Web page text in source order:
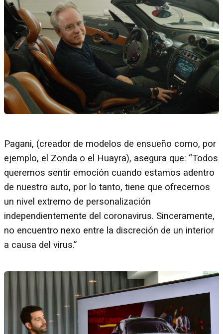
Pagani, (creador de modelos de ensueño como, por
ejemplo, el Zonda o el Huayra), asegura que: “Todos
queremos sentir emoción cuando estamos adentro
de nuestro auto, por lo tanto, tiene que ofrecernos
un nivel extremo de personalización
independientemente del coronavirus. Sinceramente,
no encuentro nexo entre la discreción de un interior
a causa del virus.”